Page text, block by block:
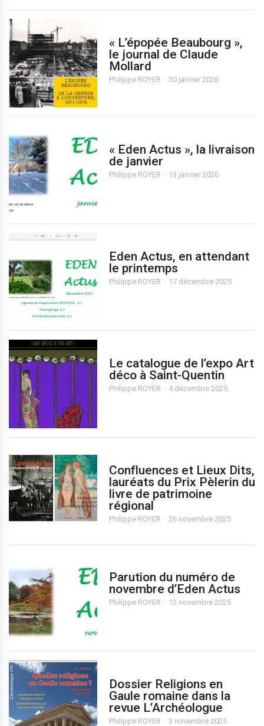
« L’épopée Beaubourg »,
le journal de Claude
Mollard
Philippe ROYER 30 janvier 2026
« Eden Actus », la livraison
de janvier
Philippe ROYER 13 janvier 2026
Eden Actus, en attendant
le printemps
Philippe ROYER 17 décembre 2025
Le catalogue de l’expo Art
déco à Saint-Quentin
Philippe ROYER 4 décembre 2025
Confluences et Lieux Dits,
lauréats du Prix Pèlerin du
livre de patrimoine
régional
Philippe ROYER 26 novembre 2025
Parution du numéro de
novembre d’Eden Actus
Philippe ROYER 12 novembre 2025
Dossier Religions en
Gaule romaine dans la
revue L’Archéologue
Philippe ROYER 3 novembre 2025